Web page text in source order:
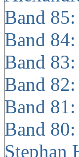
Band
Band
Band
Band
Band
Band 80:
Stephan